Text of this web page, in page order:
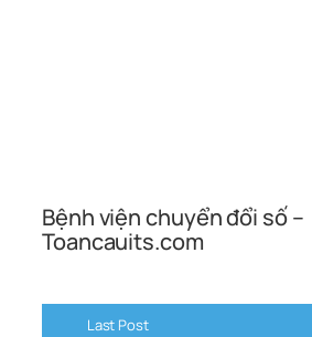
Bệnh viện chuyển đổi số –
Toancauits.com
Last Post